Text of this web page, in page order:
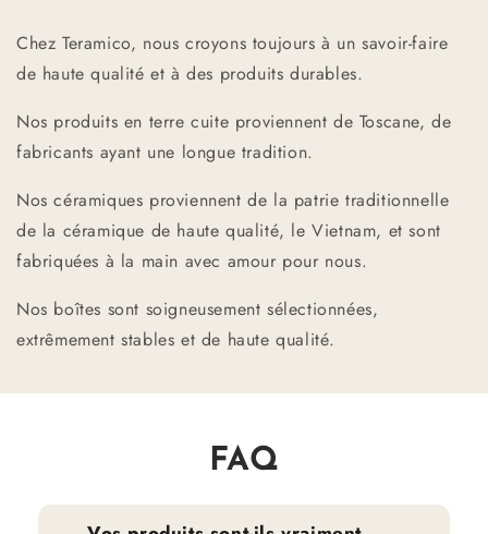
Chez Teramico, nous croyons toujours à un savoir-faire
de haute qualité et à des produits durables.
Nos produits en terre cuite proviennent de Toscane, de
fabricants ayant une longue tradition.
Nos céramiques proviennent de la patrie traditionnelle
de la céramique de haute qualité, le Vietnam, et sont
fabriquées à la main avec amour pour nous.
Nos boîtes sont soigneusement sélectionnées,
extrêmement stables et de haute qualité.
FAQ